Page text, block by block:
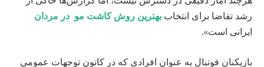
رشد تقاضا برای انتخاب بهترین روش کاشت مو در مردان
ایرانی است».
بازیکنان فوتبال به عنوان افرادی که در کانون توجهات عمومی